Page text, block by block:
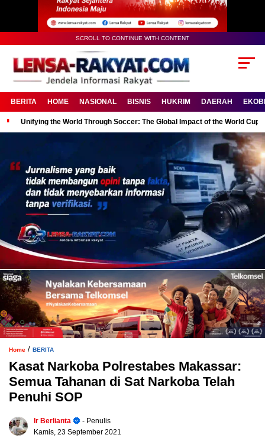
SCROLL TO CONTINUE WITH CONTENT
BERITA HOME NASIONAL BISNIS HUKRIM DAERAH
Unifying the World Through Soccer: The Global Impact of the World Cup
Home / BERITA
Kasat Narkoba Polrestabes Makassar:
Semua Tahanan di Sat Narkoba Telah
Penuhi SOP
Ir Berlianta
- Penulis
Kamis, 23 September 2021